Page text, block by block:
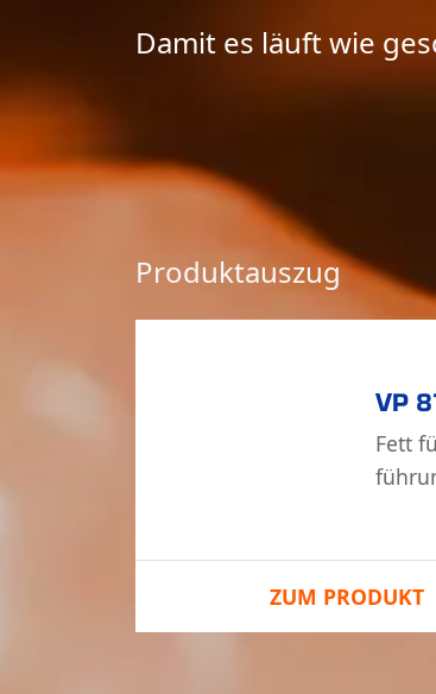
Damit es läuft wie
Produktauszug
VP
Fett
ZUM PRODUKT